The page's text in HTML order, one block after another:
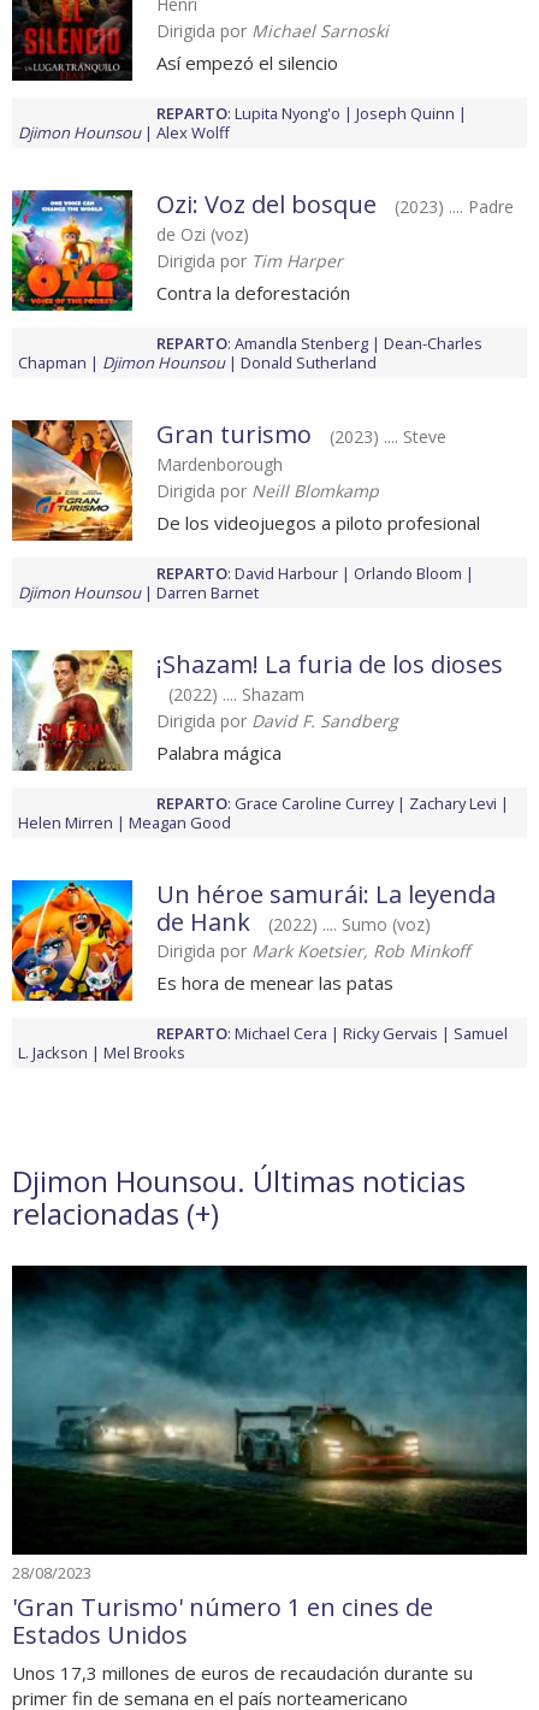
Dirigida por Michael Sarnoski
Así empezó el silencio
REPARTO: Lupita Nyong'o
Joseph Quinn
Djimon Hounsou
Alex Wolff
Ozi: Voz del bosque
(2023) .... Padre
de Ozi (voz)
Dirigida por Tim Harper
Contra la deforestación
REPARTO: Amandla Stenberg
Dean-Charles
Chapman
Djimon Hounsou Donald Sutherland
Gran turismo
(2023) .... Steve
Mardenborough
Dirigida por Neill Blomkamp
De los videojuegos a piloto profesional
REPARTO: David Harbour
Orlando Bloom
Djimon Hounsou
Darren Barnet
¡Shazam! La furia de los dioses
(2022) .... Shazam
Dirigida por David F. Sandberg
Palabra mágica
REPARTO: Grace Caroline Currey
Zachary Levi
Helen Mirren
Meagan Good
Un héroe samurái: La leyenda
de Hank
(2022) .... Sumo (voz)
Dirigida por Mark Koetsier, Rob Minkoff
Es hora de menear las patas
REPARTO: Michael Cera Ricky Gervais
Samuel
L. Jackson
Mel Brooks
Djimon Hounsou. Últimas noticias
relacionadas (+)
28/08/2023
'Gran Turismo' número 1 en cines de
Estados Unidos
Unos 17,3 millones de euros de recaudación durante su
primer fin de semana en el país norteamericano